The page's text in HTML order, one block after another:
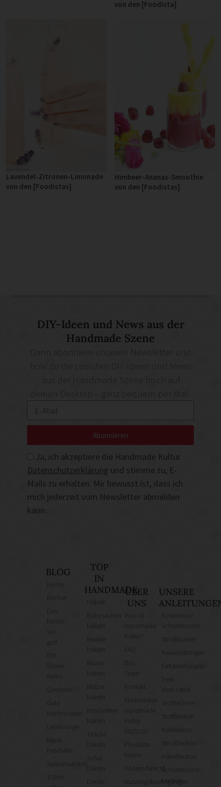
von den [Foodista]
Lavendel-Zitronen-Limonade
von den [Foodistas]
Himbeer-Ananas-Smoothie
von den [Foodistas]
DIY-Ideen und News aus der
Handmade Szene
deinen Desktop – ganz bequem per Mail.
Ja, ich akzeptiere die Handmade Kultur
Datenschutzerklärung und stimme zu, E-
Mails zu erhalten. Mir bewusst ist, dass ich
mich jederzeit vom Newsletter abmelden
kann.
Abonnieren
BLOG
gut!
Gute
Nachrichten!
Leselounge
Produkte
Selbermachen
T-Shirt
TOP
IN
HANDMADE
häkeln
häkeln
Mütze
häkeln
Kuscheltier
Tasche
ÜBER
UNS
Was ist
Kultur?
Das
Team
Kontakt
Mediadaten
Kultur
2025/26
Produkte
testen
Widerrufsrecht
Nutzungsbedingungen
UNSERE
Kostenlose
Schnittmuster
Strickmuster
Bauanleitungen
Faltanleitungen
Merkzettel
Stoffrechner
Stofflexikon
Nählexikon
Stricklexikon
Häkellexikon
Schnittmuster-
Lexikon